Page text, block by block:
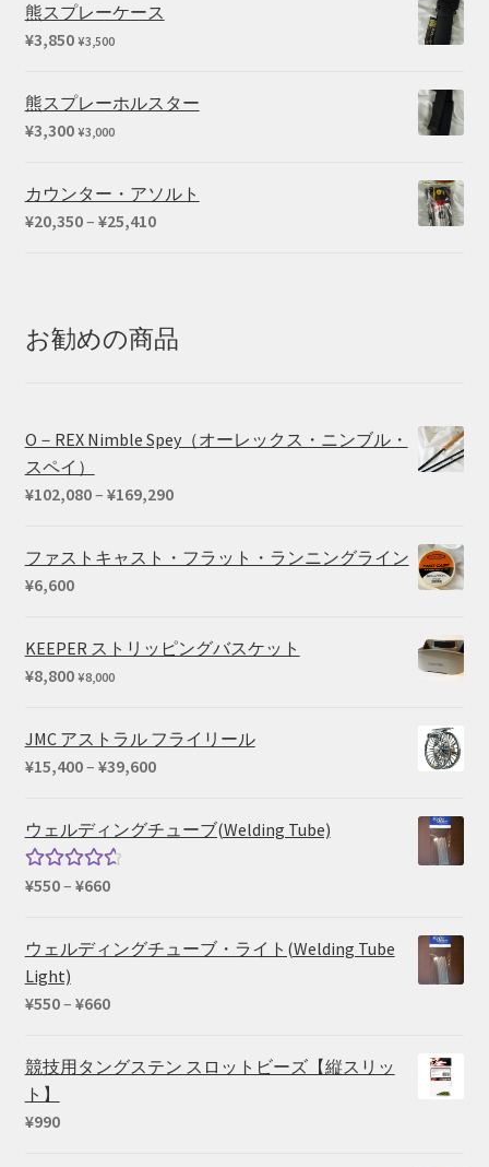
熊スプレーケース
¥3,850 ¥3,500
熊スプレーホルスター
¥3,300 ¥3,000
カウンター・アソルト
¥20,350– ¥25,410価
–
¥25,410
お勧めの商品
O－REX Nimble Spey（オーレックス・ニンブル・
スペイ）
¥102,080– ¥169,290価
帯:
ファストキャスト・フラット・ランニングライン
¥6,600
KEEPER ストリッピングバスケット
¥8,800 ¥8,000
JMC アストラル フライリール
¥15,400– ¥39,600価
帯:
ウェルディングチューブ(Welding Tube)
5段階中
¥550– ¥660価
帯:
ウェルディングチューブ・ライト(Welding Tube
Light)
¥550– ¥660価
帯:
競技用タングステン スロットビーズ【縦スリッ
ト】
¥990